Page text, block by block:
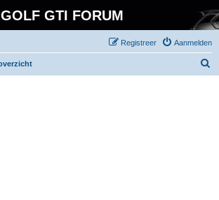
GOLF GTI FORUM
Aanmelden
Registreer